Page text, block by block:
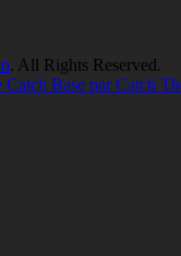
. All Rights Reserved.
Base par Catch